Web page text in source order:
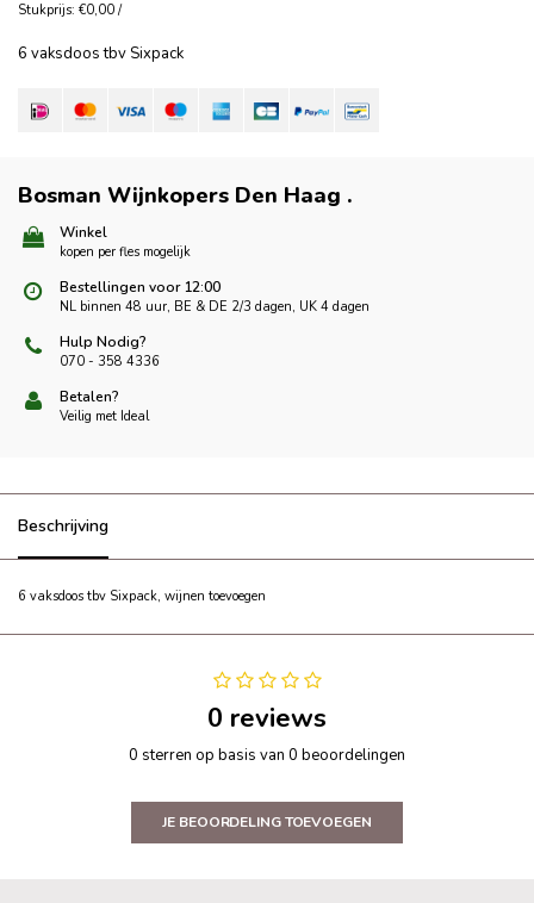
Stukprijs: €0,00 /
6 vaksdoos tbv Sixpack
Bosman Wijnkopers Den Haag .
Winkel
kopen per fles mogelijk
Bestellingen voor 12:00
NL binnen 48 uur, BE & DE 2/3 dagen, UK 4 dagen
Hulp Nodig?
070 - 358 4336
Betalen?
Veilig met Ideal
Beschrijving
6 vaksdoos tbv Sixpack, wijnen toevoegen
0 reviews
0 sterren op basis van 0 beoordelingen
JE BEOORDELING TOEVOEGEN